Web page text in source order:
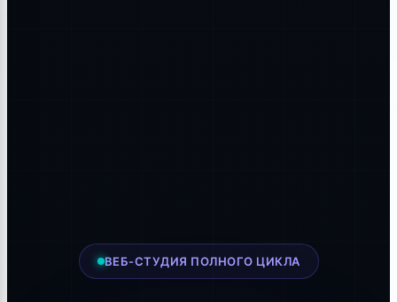
ВЕБ-СТУДИЯ ПОЛНОГО ЦИКЛА